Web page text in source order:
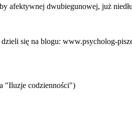
afektywnej dwubiegunowej, już
się na blogu: www.psycholog-
"Iluzje codzienności")